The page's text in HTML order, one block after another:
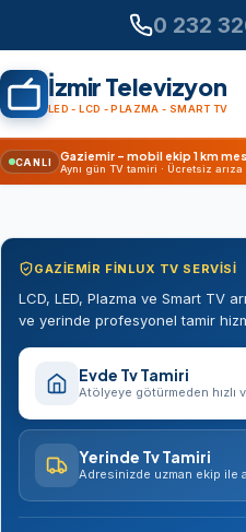
0 232
İzmir Televizyon
LED - LCD - PLAZMA - SMART TV
CANLI Gaziemir – mobil ekip 1 km
Aynı gün TV tamiri · Ücretsiz
GAZIEMIR FINLUX TV SERVISI
LCD, LED, Plazma ve Smart TV
ve yerinde profesyonel tamir
Evde Tv Tamiri
Atölyeye götürmeden hızlı
Yerinde Tv Tamiri
Adresinizde uzman ekip ile